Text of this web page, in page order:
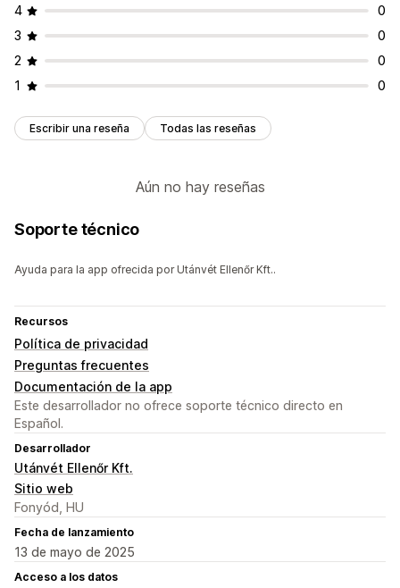
4
0
3
0
2
0
1
0
Escribir una reseña Todas las reseñas
Aún no hay reseñas
Soporte técnico
Ayuda para la app ofrecida por Utánvét Ellenőr Kft..
Recursos
Política de privacidad
Preguntas frecuentes
Documentación de la app
Este desarrollador no ofrece soporte técnico directo en
Español.
Desarrollador
Utánvét Ellenőr Kft.
Sitio web
Fonyód, HU
Fecha de lanzamiento
13 de mayo de 2025
Acceso a los datos